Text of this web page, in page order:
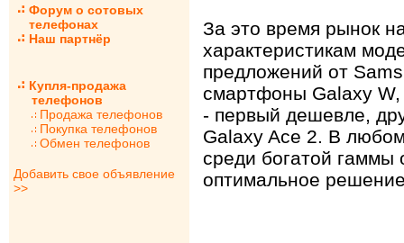
Форум о сотовых
телефонах
Наш партнёр
Купля-продажа
телефонов
Продажа телефонов
Покупка телефонов
Обмен телефонов
Добавить свое объявление
>>
За это время рынок
характеристикам
предложений от
смартфоны Galaxy
- первый дешевле,
Galaxy Ace 2. В
среди богатой гаммы
оптимальное